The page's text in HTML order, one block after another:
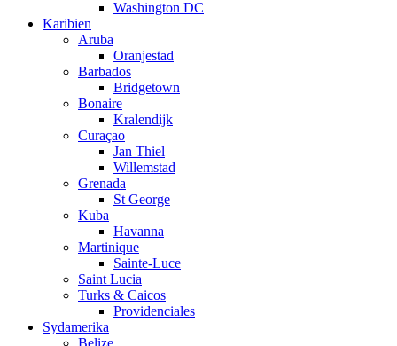
Washington DC
Karibien
Aruba
Oranjestad
Barbados
Bridgetown
Bonaire
Kralendijk
Curaçao
Jan Thiel
Willemstad
Grenada
St George
Kuba
Havanna
Martinique
Sainte-Luce
Saint Lucia
Turks & Caicos
Providenciales
Sydamerika
Belize